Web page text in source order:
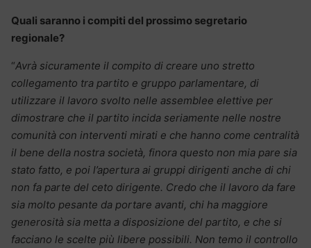
Quali saranno i compiti del prossimo segretario
regionale?
“Avrà sicuramente il compito di creare uno stretto
collegamento tra partito e gruppo parlamentare, di
utilizzare il lavoro svolto nelle assemblee elettive per
dimostrare che il partito incida seriamente nelle nostre
comunità con interventi mirati e che hanno come centralità
il bene della nostra società, finora questo non mia pare sia
stato fatto, e poi l’apertura ai gruppi dirigenti anche di chi
non fa parte del ceto dirigente. Credo che il lavoro da fare
sia molto pesante da portare avanti, chi ha maggiore
generosità sia metta a disposizione del partito, e che si
facciano le scelte più libere possibili. Non temo il controllo